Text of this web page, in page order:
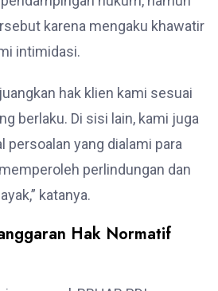
karena mengaku khawatir
intimidasi.
hak klien kami sesuai
berlaku. Di sisi lain, kami juga
persoalan yang dialami para
perlindungan dan
katanya.
Hak Normatif